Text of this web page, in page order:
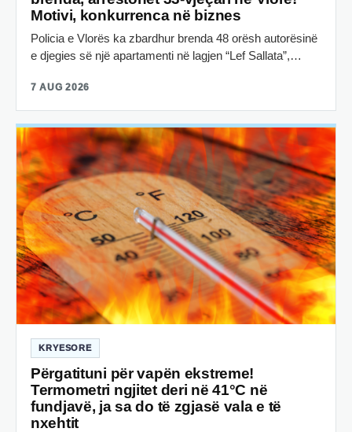
Motivi, konkurrenca në biznes
Policia e Vlorës ka zbardhur brenda 48 orësh autorësinë
e djegies së një apartamenti në lagjen “Lef Sallata”,…
7 AUG 2026
KRYESORE
Përgatituni për vapën ekstreme!
Termometri ngjitet deri në 41°C në
fundjavë, ja sa do të zgjasë vala e të
nxehtit